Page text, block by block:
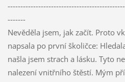
-------
Nevěděla jsem, jak začít. Proto
napsala po první školičce:
našla jsem strach a lásku. Tyto
nalezení vnitřního štěstí. Mým